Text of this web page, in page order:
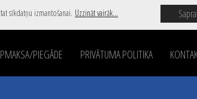
sīkdatņu izmantošanai. Uzzināt vairāk...
PIEGĀDE PRIVĀTUMA POLITIKA